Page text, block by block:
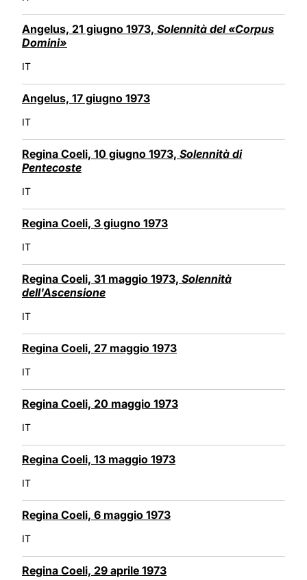
Angelus, 21 giugno 1973, Solennità del «Corpus
Domini»
IT
Angelus, 17 giugno 1973
IT
Regina Coeli, 10 giugno 1973, Solennità di
Pentecoste
IT
Regina Coeli, 3 giugno 1973
IT
Regina Coeli, 31 maggio 1973, Solennità
dell'Ascensione
IT
Regina Coeli, 27 maggio 1973
IT
Regina Coeli, 20 maggio 1973
IT
Regina Coeli, 13 maggio 1973
IT
Regina Coeli, 6 maggio 1973
IT
Regina Coeli, 29 aprile 1973